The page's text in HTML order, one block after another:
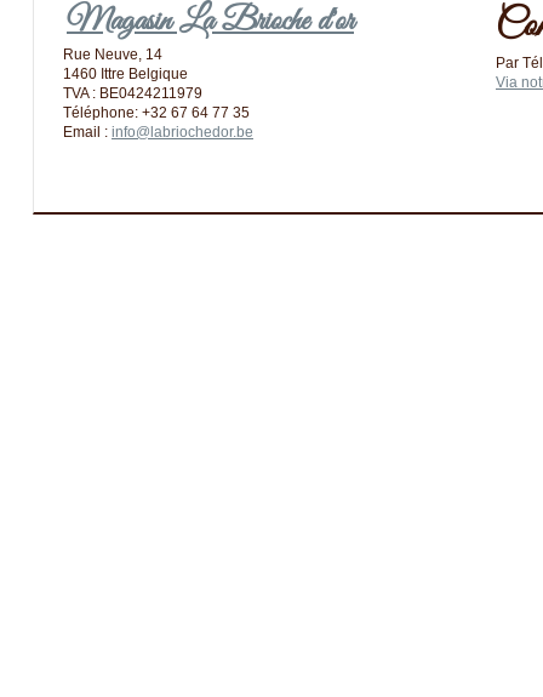
Par
Via
Magasin La Brioche d'or
Rue Neuve, 14
1460 Ittre Belgique
TVA : BE0424211979
Téléphone: +32 67 64 77 35
Email : info@labriochedor.be